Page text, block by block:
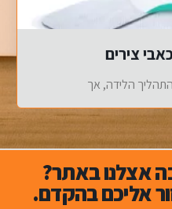
צירים
הלידה, אך
אצלנו באתר?
אליכם בהקדם.​